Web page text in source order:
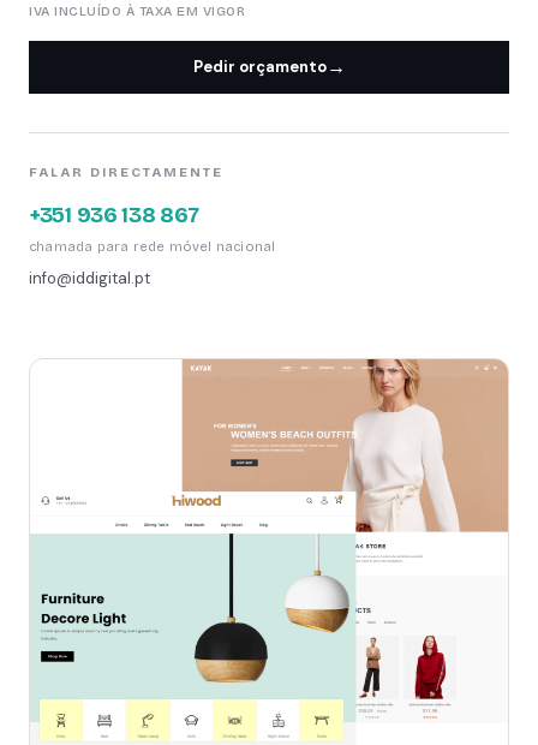
IVA INCLUÍDO À TAXA EM VIGOR
Pedir orçamento→
FALAR DIRECTAMENTE
+351 936 138 867
chamada para rede móvel nacional
info@iddigital.pt